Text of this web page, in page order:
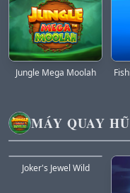
Jungle Mega Moolah
MÁY QUAY HŨ
Joker's Jewel Wild